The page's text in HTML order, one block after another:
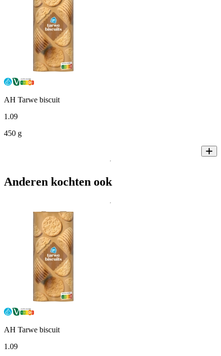
AH Tarwe biscuit
1 .09
450 g
Anderen kochten ook
AH Tarwe biscuit
1 .09